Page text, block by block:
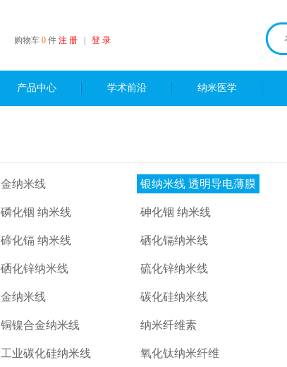
购物车 0 件 注 册 登 录
产品中心 学术前沿 纳米医学
金纳米线 银纳米线 透明导电薄膜
磷化铟 纳米线 砷化铟 纳米线
碲化镉 纳米线 硒化镉纳米线
硒化锌纳米线 硫化锌纳米线
金纳米线 碳化硅纳米线
铜镍合金纳米线 纳米纤维素
工业碳化硅纳米线 氧化钛纳米纤维